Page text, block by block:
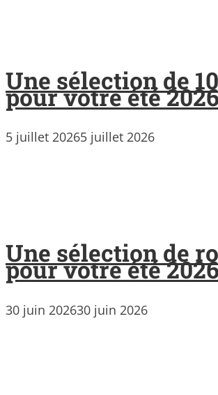
Une sélection de
pour votre été
5 juillet 20265 juillet 2026
Une sélection de
pour votre été
30 juin 202630 juin 2026